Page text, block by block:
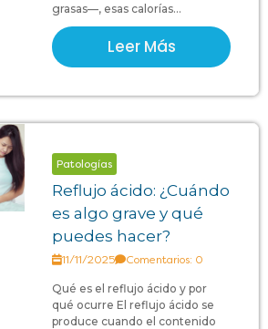
grasas—, esas calorías...
Leer Más
Patologías
Reflujo ácido: ¿Cuándo
es algo grave y qué
puedes hacer?
11/11/2025 Comentarios: 0
Qué es el reflujo ácido y por
qué ocurre El reflujo ácido se
produce cuando el contenido